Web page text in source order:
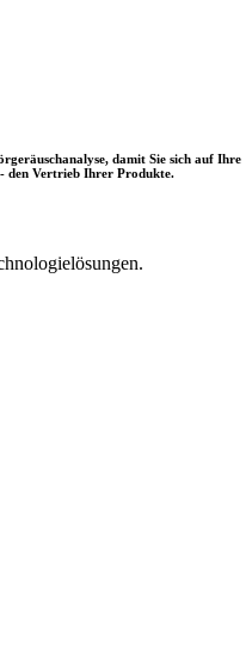
damit Sie sich auf Ihre
den Vertrieb Ihrer Produkte.